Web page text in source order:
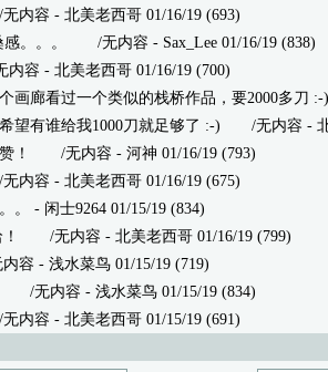
容 - 北美老西哥 01/16/19 (693)
。。。
/无内容 - Sax_Lee 01/16/19 (838)
容 - 北美老西哥 01/16/19 (700)
画廊看过一个类似的栈桥作品，要2000多刀 :-)
望有谁给我1000刀就足够了 :-) /无内容 - 北
！
/无内容 - 河神 01/16/19 (793)
容 - 北美老西哥 01/16/19 (675)
。
- 闲士9264 01/15/19 (834)
/无内容 - 北美老西哥 01/16/19 (799)
- 浅水菜鸟 01/15/19 (719)
/无内容 - 浅水菜鸟 01/15/19 (834)
容 - 北美老西哥 01/15/19 (691)